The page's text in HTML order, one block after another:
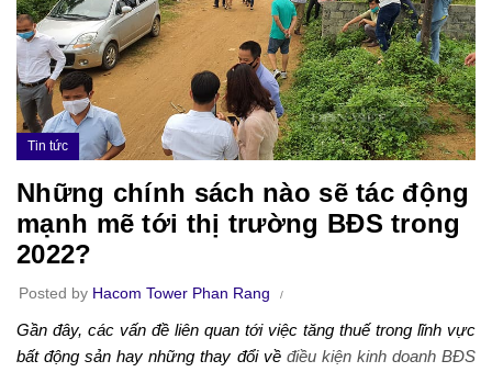
Tin tức
Những chính sách nào sẽ tác động
mạnh mẽ tới thị trường BĐS trong
2022?
Posted by Hacom Tower Phan Rang
Gần đây, các vấn đề liên quan tới việc tăng thuế trong lĩnh vực
bất động sản hay những thay đổi về điều kiện kinh doanh BĐS